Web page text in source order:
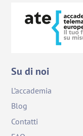
Su di noi
L’accademia
Blog
Contatti